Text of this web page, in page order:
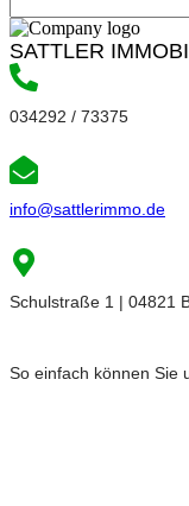
SATTLER
034292 / 73375
info@sattlerimmo.de
Schulstraße 1 | 04821
So einfach können Sie